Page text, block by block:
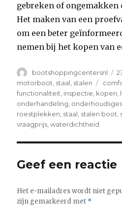
gebreken of
Het maken van een
om een beter
nemen bij het kopen van
Author
bootshoppingcentersnl
motorboot staal stalen Tags
functionaliteit inspectie kopen
onderhandeling
roestplekken staal stalen boot
vraagprijs ,waterdichtheid
Geef een reactie
Het e-mailadres wordt niet
zijn gemarkeerd met *